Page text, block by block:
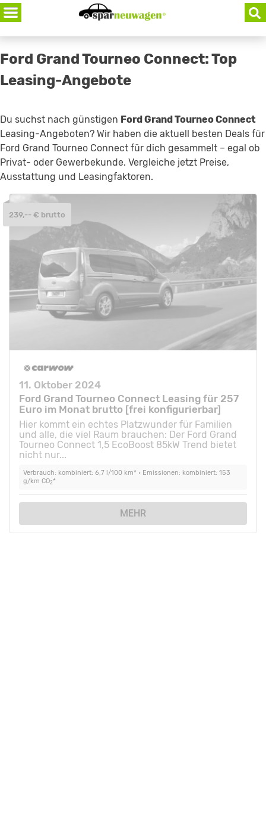
Skip
to
content
Ford Grand Tourneo Connect: Top
Leasing-Angebote
Du suchst nach günstigen Ford Grand Tourneo Connect
Leasing-Angeboten? Wir haben die aktuell besten Deals für
Ford Grand Tourneo Connect für dich gesammelt – egal ob
Privat- oder Gewerbekunde. Vergleiche jetzt Preise,
Ausstattung und Leasingfaktoren.
11. Oktober 2024
Ford Grand Tourneo Connect Leasing für 257
Euro im Monat brutto [frei konfigurierbar]
Hier kommt ein echtes Platzwunder für Familien
und alle, die viel Raum brauchen: Der Ford Grand
Tourneo Connect 1,5 EcoBoost 85kW Trend bietet
nicht nur...
Verbrauch: kombiniert: 6,7 l/100 km* • Emissionen: kombiniert: 153
g/km CO2*
MEHR
239,-- € brutto